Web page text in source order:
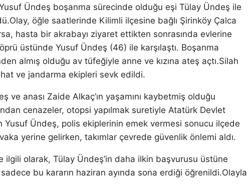
Ündeş boşanma sürecinde olduğu eşi Tülay Ündeş ile
öğle saatlerinde Kilimli ilçesine bağlı Şirinköy Çalca
hasta bir akrabayı ziyaret ettikten sonrasında evlerine
üstünde Yusuf Ündeş (46) ile karşılaştı. Boşanma
almış olduğu av tüfeğiyle anne ve kızına ateş açtı.Silah
ve jandarma ekipleri sevk edildi.
anası Zaide Alkaç’ın yaşamını kaybetmiş olduğu
cenazeler, otopsi yapılmak suretiyle Atatürk Devlet
Yusuf Ündeş, polis ekiplerinin emek vermesi sonucu ilçede
yerine gelirken, takımlar çevrede güvenlik önlemi aldı.
olarak, Tülay Ündeş’in daha ilkin başvurusu üstüne
bu kararın haziran ayında sona erdiği öğrenildi.Olayla